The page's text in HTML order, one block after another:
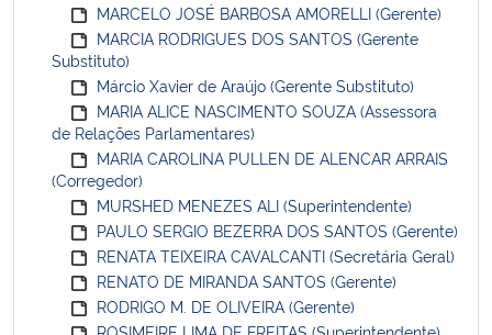
MARCELO JOSÉ BARBOSA AMORELLI (Gerente)
MARCIA RODRIGUES DOS SANTOS (Gerente
Substituto)
Márcio Xavier de Araújo (Gerente Substituto)
MARIA ALICE NASCIMENTO SOUZA (Assessora
de Relações Parlamentares)
MARIA CAROLINA PULLEN DE ALENCAR ARRAIS
(Corregedor)
MURSHED MENEZES ALI (Superintendente)
PAULO SERGIO BEZERRA DOS SANTOS (Gerente)
RENATA TEIXEIRA CAVALCANTI (Secretária Geral)
RENATO DE MIRANDA SANTOS (Gerente)
RODRIGO M. DE OLIVEIRA (Gerente)
ROSIMEIRE LIMA DE FREITAS (Superintendente)